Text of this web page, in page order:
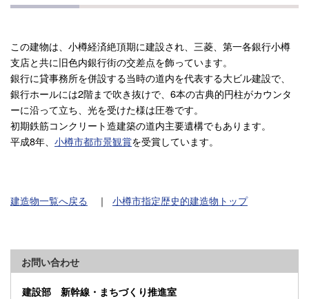
この建物は、小樽経済絶頂期に建設され、三菱、第一各銀行小樽
支店と共に旧色内銀行街の交差点を飾っています。
銀行に貸事務所を併設する当時の道内を代表する大ビル建設で、
銀行ホールには2階まで吹き抜けで、6本の古典的円柱がカウンタ
ーに沿って立ち、光を受けた様は圧巻です。
初期鉄筋コンクリート造建築の道内主要遺構でもあります。
平成8年、 小樽市都市景観賞を受賞しています。
建造物一覧へ戻る ｜ 小樽市指定歴史的建造物トップ
お問い合わせ
建設部 新幹線・まちづくり推進室